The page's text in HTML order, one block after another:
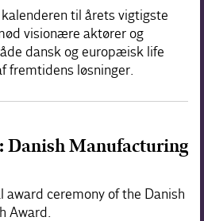
til årets vigtigste
visionære aktører og
dansk og europæisk life
fremtidens løsninger.
Danish Manufacturing
award ceremony of the Danish
Award.